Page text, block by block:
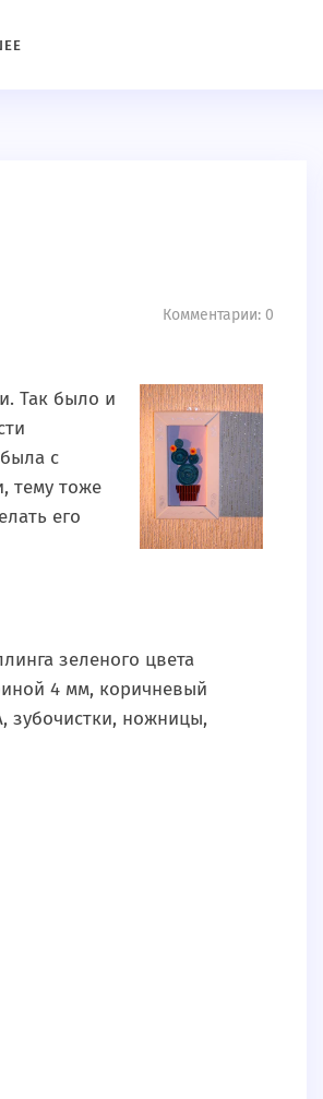
define('DISALLOW_FILE_MODS',
Комментарии: 0
Так было и
с
тему тоже
его
зеленого цвета
4 мм, коричневый
зубочистки, ножницы,